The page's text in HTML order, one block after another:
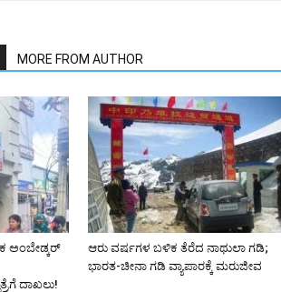
MORE FROM AUTHOR
ಅಂಬೇಡ್ಕರ್
ದಾಖಲು!
ಆರು ವರ್ಷಗಳ ಬಳಿಕ ತೆರೆದ ನಾಥುಲಾ ಗಡಿ;
ಭಾರತ-ಚೀನಾ ಗಡಿ ವ್ಯಾಪಾರಕ್ಕೆ ಮರುಜೀವ